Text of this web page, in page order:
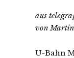
aus
von
U-Bahn